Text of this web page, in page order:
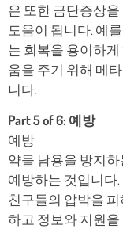
은 또한 금단증상
도움이 됩니다. 예
는 회복을 용이하
움을 주기 위해 메
니다.
Part 5 of 6: 예방
예방
약물 남용을 방지
예방하는 것입니다
친구들의 압박을
하고 정보와 지원